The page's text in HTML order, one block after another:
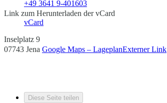
+49 3641 9-401603
Link zum Herunterladen der vCard
vCard
Inselplatz 9
07743 Jena Google Maps – LageplanExterner Link
Diese Seite teilen